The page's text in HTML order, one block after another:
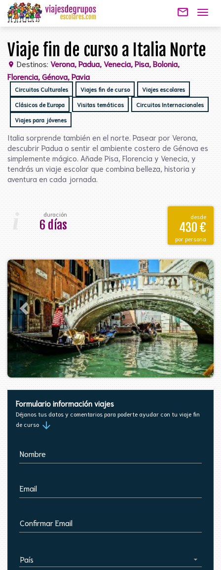
mail_outline
Viaje fin de curso a Italia Norte
location_on Destinos: Verona, Padua, Venecia, Pisa, Bolonia,
Florencia, Génova, Pavia
Circuitos Culturales Viajes fin de curso Viajes escolares
Clásicos de Europa Visitas temáticas Circuitos Internacionales
Viajes para jóvenes
Italia sorprende también en el norte. Pasear por Verona,
descubrir Padua o sentir el ambiente costero de Génova es
simplemente mágico. Añade Pisa, Florencia y Venecia, y
tendrás un viaje escolar que combina belleza, historia y
aventura en cada jornada.
duración
6 días
desde
430 €
por persona
Formulario información viajes
Déjanos tus datos y comentarios para poderte ayudar con tu viaje fin
de curso arrow_downward
Nombre
Email
Confirmar Email
País